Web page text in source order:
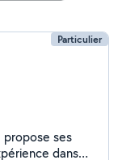
Particulier
propose ses
dans